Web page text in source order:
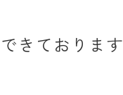
きております